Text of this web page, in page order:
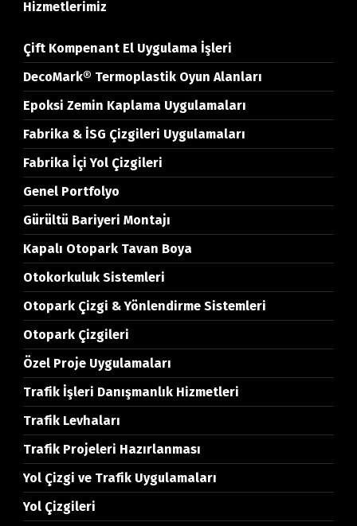
Hizmetlerimiz
Çift Kompenant El Uygulama İşleri
DecoMark® Termoplastik Oyun Alanları
Epoksi Zemin Kaplama Uygulamaları
Fabrika & İSG Çizgileri Uygulamaları
Fabrika İçi Yol Çizgileri
Genel Portfolyo
Gürültü Bariyeri Montajı
Kapalı Otopark Tavan Boya
Otokorkuluk Sistemleri
Otopark Çizgi & Yönlendirme Sistemleri
Otopark Çizgileri
Özel Proje Uygulamaları
Trafik İşleri Danışmanlık Hizmetleri
Trafik Levhaları
Trafik Projeleri Hazırlanması
Yol Çizgi ve Trafik Uygulamaları
Yol Çizgileri